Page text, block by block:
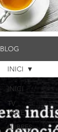
BLOG
INICI
TV
JOVE
LLIBRES
INICI